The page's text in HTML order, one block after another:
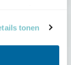
tonen